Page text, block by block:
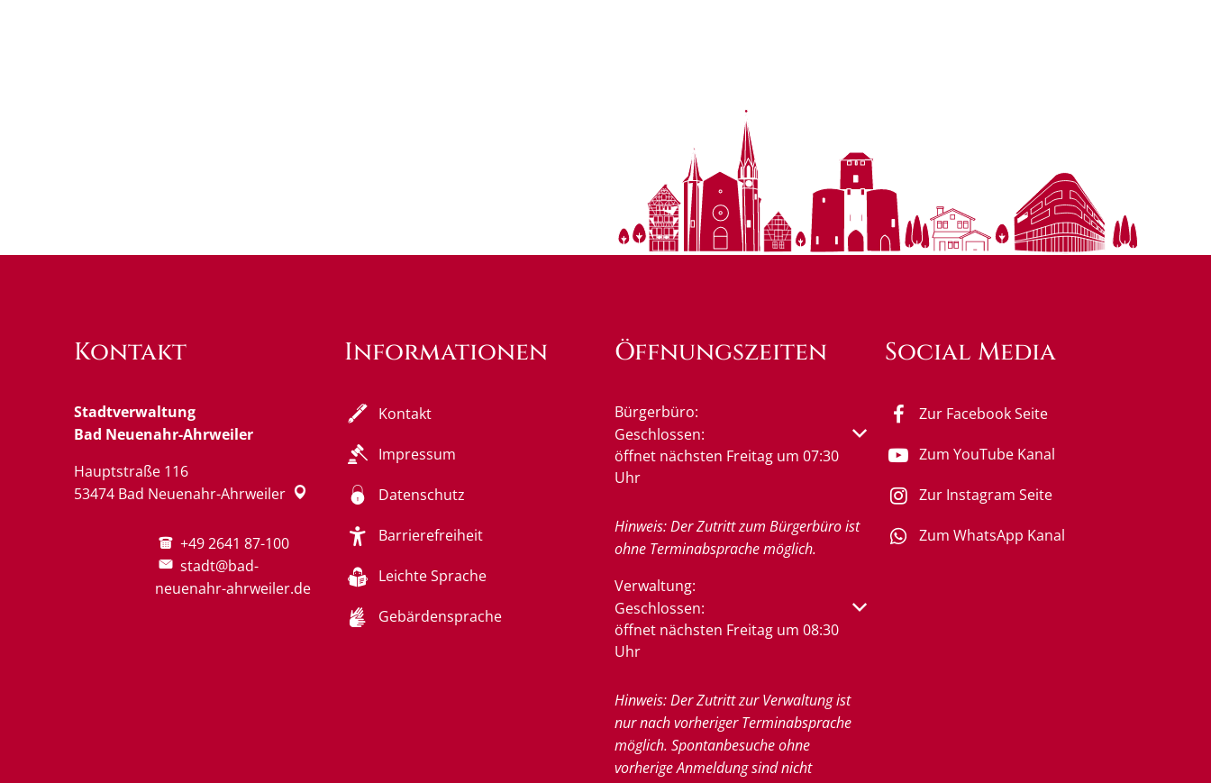
Kontakt
Stadtverwaltung
Bad Neuenahr-Ahrweiler
Hauptstraße 116
53474 Bad Neuenahr-Ahrweiler
+49 2641 87-100
stadt@bad-
neuenahr-ahrweiler.de
Informationen
Kontakt
Impressum
Datenschutz
Barrierefreiheit
Leichte Sprache
Gebärdensprache
Öffnungszeiten
Bürgerbüro:
Klicken, um weitere Öffnungs- oder Schließzeiten auszublenden
Geschlossen:
öffnet nächsten Freitag um 07:30
Uhr
Hinweis: Der Zutritt zum Bürgerbüro ist
ohne Terminabsprache möglich.
Verwaltung:
Klicken, um weitere Öffnungs- oder Schließzeiten auszublenden
Geschlossen:
öffnet nächsten Freitag um 08:30
Uhr
Hinweis: Der Zutritt zur Verwaltung ist
nur nach vorheriger Terminabsprache
möglich. Spontanbesuche ohne
vorherige Anmeldung sind nicht
Social Media
Zur Facebook Seite
Zum YouTube Kanal
Zur Instagram Seite
Zum WhatsApp Kanal